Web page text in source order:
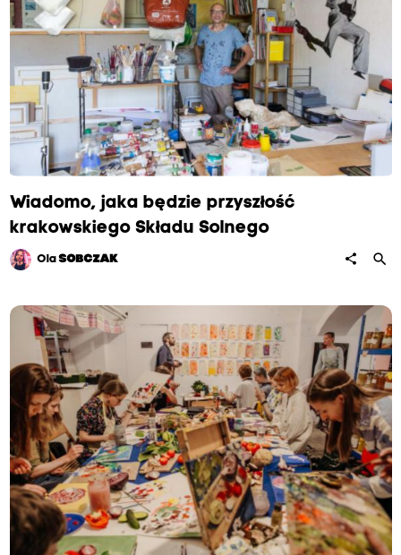
Wiadomo, jaka będzie przyszłość
krakowskiego Składu Solnego
OlaSOBCZAK share search